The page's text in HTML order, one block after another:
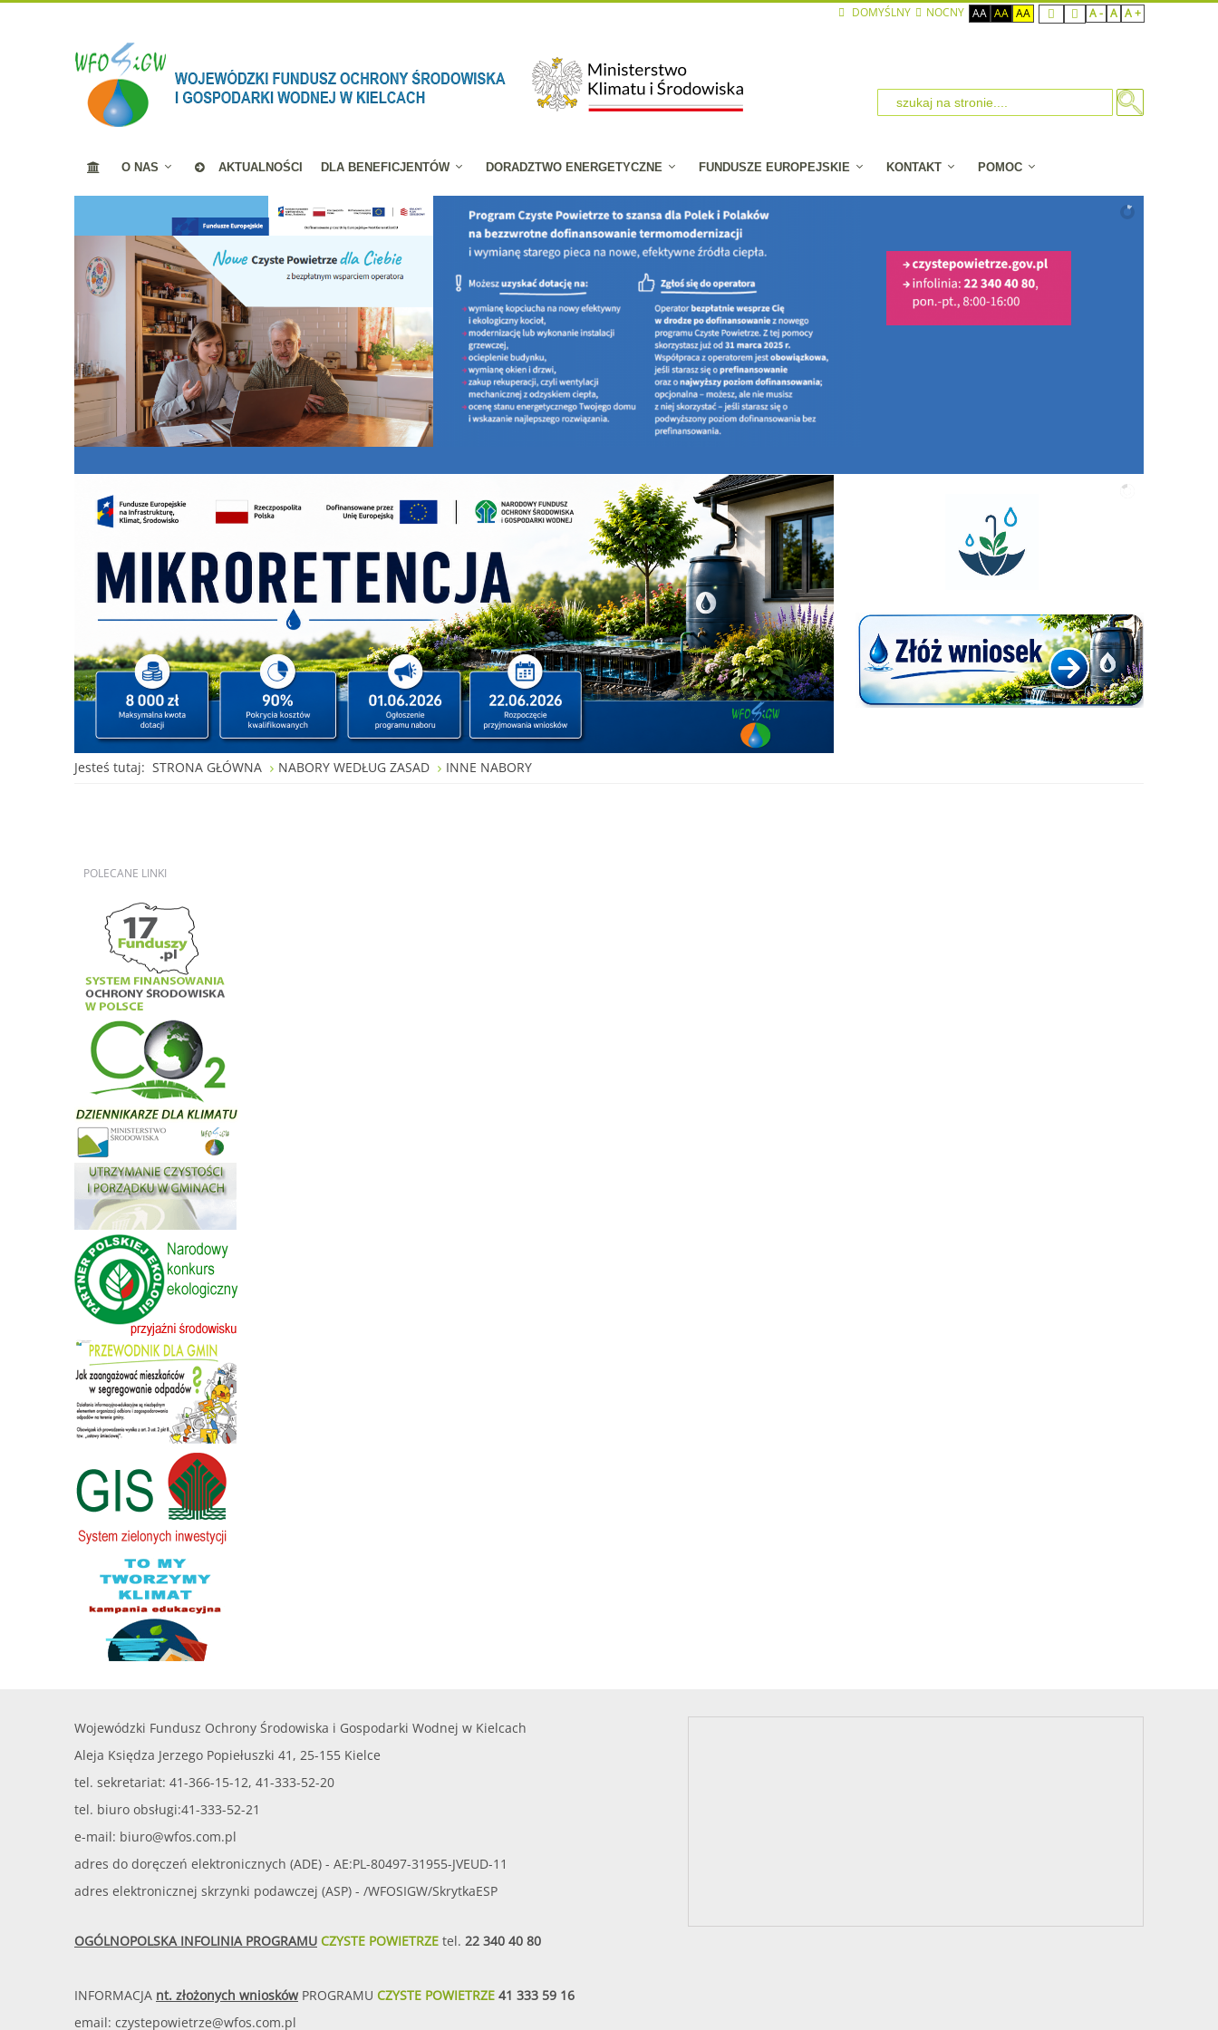
DOMYŚLNY NOCNY AA AA AA A - A A +
O NAS AKTUALNOŚCI DLA BENEFICJENTÓW DORADZTWO ENERGETYCZNE FUNDUSZE EUROPEJSKIE KONTAKT POMOC
Jesteś tutaj: STRONA GŁÓWNA NABORY WEDŁUG ZASAD INNE NABORY
POLECANE LINKI
Wojewódzki Fundusz Ochrony Środowiska i Gospodarki Wodnej w Kielcach
Aleja Księdza Jerzego Popiełuszki 41, 25-155 Kielce
tel. sekretariat: 41-366-15-12, 41-333-52-20
tel. biuro obsługi:41-333-52-21
e-mail: biuro@wfos.com.pl
adres do doręczeń elektronicznych (ADE) - AE:PL-80497-31955-JVEUD-11
adres elektronicznej skrzynki podawczej (ASP) - /WFOSIGW/SkrytkaESP
OGÓLNOPOLSKA INFOLINIA PROGRAMU CZYSTE POWIETRZE tel. 22 340 40 80
INFORMACJA nt. złożonych wniosków PROGRAMU CZYSTE POWIETRZE 41 333 59 16
email: czystepowietrze@wfos.com.pl